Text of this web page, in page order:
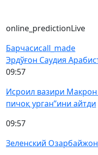
online_predictionLive
Барчасиcall_made
Эрдўғон Саудия
09:57
Исроил вазири
пичоқ урган”ини айтди
09:57
Зеленский